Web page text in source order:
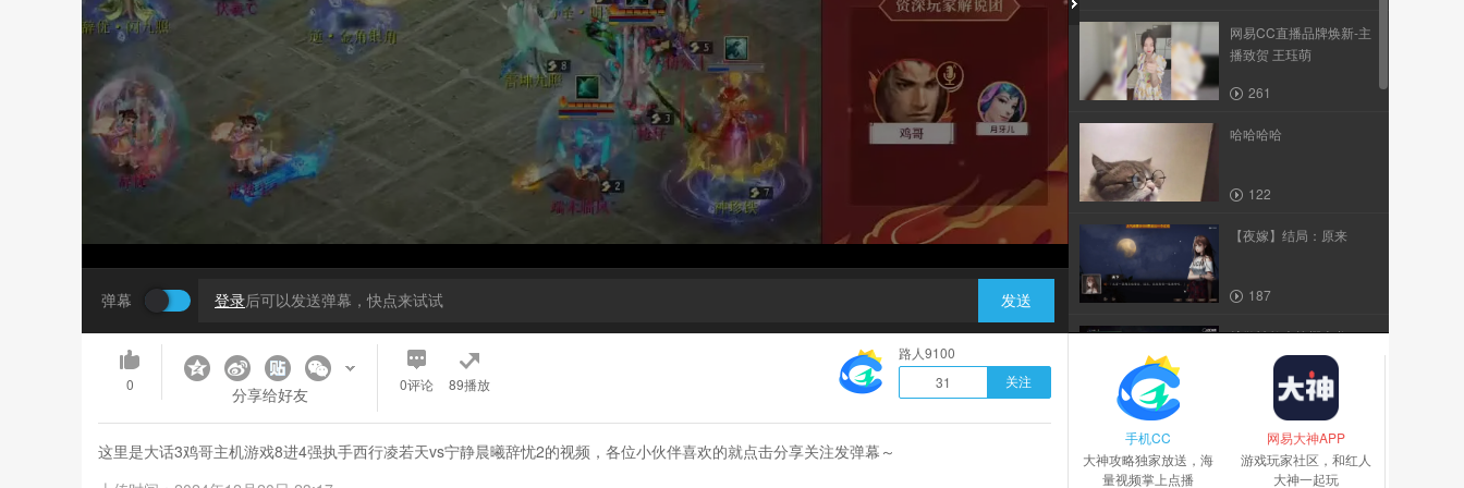
弹幕 登录后可以发送弹幕，快点来试试 发送
网易CC直播品牌焕新-主
播致贺 王珏萌
261
哈哈哈哈
122
【夜嫁】结局：原来
187
扩散神教大战樱火龙
【使命召唤15：黑暗行动
4】当双持微冲用完子弹...
0 分享给好友 0评论 89播放
路人9100
31
关注
这里是大话3鸡哥主机游戏8进4强执手西行凌若天vs宁静晨曦辞忧2的视频，各位小伙伴喜欢的就点击分享关注发弹幕～
手机CC
大神攻略独家放送，海
量视频掌上点播
网易大神APP
游戏玩家社区，和红人
大神一起玩